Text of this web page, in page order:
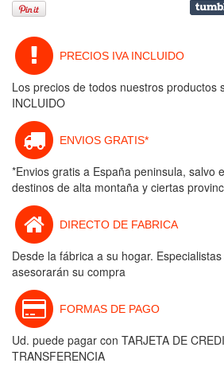
PRECIOS IVA INCLUIDO
Los precios de todos nuestros productos
INCLUIDO
ENVIOS GRATIS*
*Envios gratis a España peninsula, salvo
destinos de alta montaña y ciertas
DIRECTO DE FABRICA
Desde la fábrica a su hogar.
asesorarán su compra
FORMAS DE PAGO
Ud. puede pagar con TARJETA DE
TRANSFERENCIA